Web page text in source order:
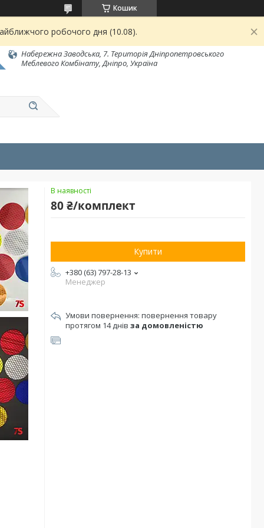
Кошик
робочого дня (10.08).
Набережна Заводська, 7. Територія Дніпропетровського
Меблевого Комбінату, Дніпро, Україна
В наявності
80 ₴/комплект
Купити
+380 (63) 797-28-13
Менеджер
повернення товару
протягом 14 днів за домовленістю